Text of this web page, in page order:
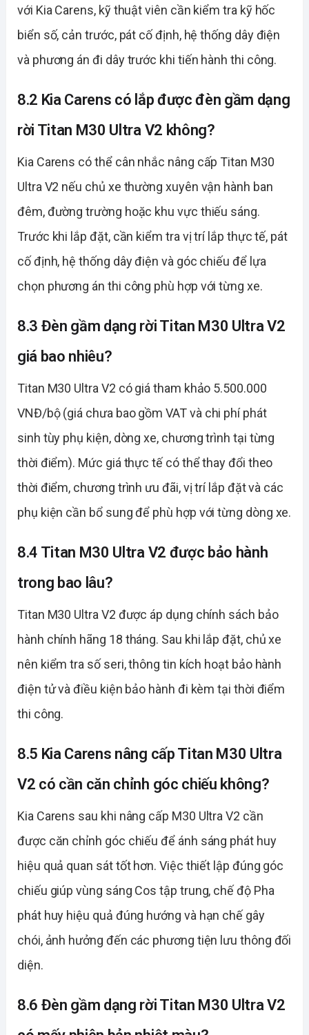
với Kia Carens, kỹ thuật viên cần kiểm tra kỹ hốc
biển số, cản trước, pát cố định, hệ thống dây điện
và phương án đi dây trước khi tiến hành thi công.
8.2 Kia Carens có lắp được đèn gầm dạng
rời Titan M30 Ultra V2 không?
Kia Carens có thể cân nhắc nâng cấp Titan M30
Ultra V2 nếu chủ xe thường xuyên vận hành ban
đêm, đường trường hoặc khu vực thiếu sáng.
Trước khi lắp đặt, cần kiểm tra vị trí lắp thực tế, pát
cố định, hệ thống dây điện và góc chiếu để lựa
chọn phương án thi công phù hợp với từng xe.
8.3 Đèn gầm dạng rời Titan M30 Ultra V2
giá bao nhiêu?
Titan M30 Ultra V2 có giá tham khảo 5.500.000
VNĐ/bộ (giá chưa bao gồm VAT và chi phí phát
sinh tùy phụ kiện, dòng xe, chương trình tại từng
thời điểm). Mức giá thực tế có thể thay đổi theo
thời điểm, chương trình ưu đãi, vị trí lắp đặt và các
phụ kiện cần bổ sung để phù hợp với từng dòng xe.
8.4 Titan M30 Ultra V2 được bảo hành
trong bao lâu?
Titan M30 Ultra V2 được áp dụng chính sách bảo
hành chính hãng 18 tháng. Sau khi lắp đặt, chủ xe
nên kiểm tra số seri, thông tin kích hoạt bảo hành
điện tử và điều kiện bảo hành đi kèm tại thời điểm
thi công.
8.5 Kia Carens nâng cấp Titan M30 Ultra
V2 có cần căn chỉnh góc chiếu không?
Kia Carens sau khi nâng cấp M30 Ultra V2 cần
được căn chỉnh góc chiếu để ánh sáng phát huy
hiệu quả quan sát tốt hơn. Việc thiết lập đúng góc
chiếu giúp vùng sáng Cos tập trung, chế độ Pha
phát huy hiệu quả đúng hướng và hạn chế gây
chói, ảnh hưởng đến các phương tiện lưu thông đối
diện.
8.6 Đèn gầm dạng rời Titan M30 Ultra V2